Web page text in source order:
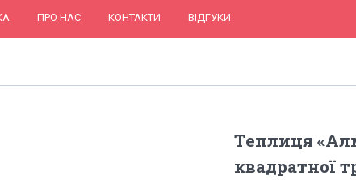
ПРО НАС КОНТАКТИ ВІДГУКИ
Теплиця
квадратної